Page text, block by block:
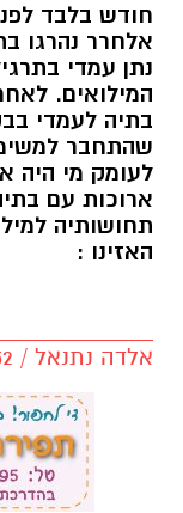
חודש בלבד
אלחרר נהרגו
נתן עמדי
המילואים.
בתיה לעמדי
שהתחבר
לעומק מי היה
ארוכות עם
תחושותיה
האזינו :
אלדה נתנאל / 09:52 13.12.24